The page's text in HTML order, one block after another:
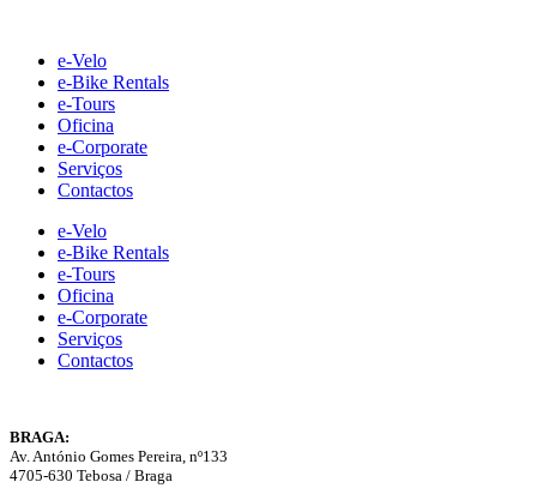
contente-Velo
e-Bike Rentals
e-Tours
Oficina
e-Corporate
Serviços
Contactos
e-Velo
e-Bike Rentals
e-Tours
Oficina
e-Corporate
Serviços
Contactos
BRAGA:
Av. António Gomes Pereira, nº133
4705-630 Tebosa / Braga